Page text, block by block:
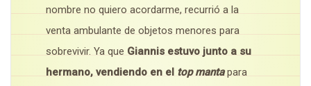
nombre no quiero acordarme, recurrió a la
venta ambulante de objetos menores para
sobrevivir. Ya que Giannis estuvo junto a su
hermano, vendiendo en el top mantapara